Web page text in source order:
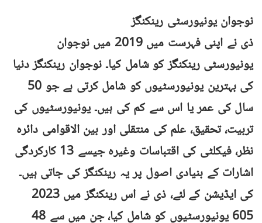
نوجوان یونیورسٹی رینکنگز
ذی نے اپنی فہرست میں 2019 میں نوجوان
یونیورسٹی رینکنگز کو شامل کیا۔ نوجوان رینکنگز دنیا
کی بہترین یونیورسٹیوں کو شامل کرتی ہے جو 50
سال کی عمر یا اس سے کم کی ہیں۔ یونیورسٹیوں کی
تربیت، تحقیق، علم کی منتقلی اور بین الاقوامی دائرہ
نظر، فیکلٹی کی اقتباسات وغیرہ جیسے 13 کارکردگی
اشارات کے بنیادی اصول پر یہ رینکنگز کی جاتی ہیں۔
2023 کی ایڈیشن کے لئے، ذی نے اس رینکنگز میں
605 یونیورسٹیوں کو شامل کیا، جن میں سے 48